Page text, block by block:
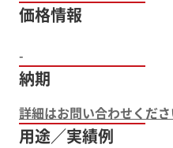
価格情報
-
納期
詳細はお問い合わせくだ
用途／実績例